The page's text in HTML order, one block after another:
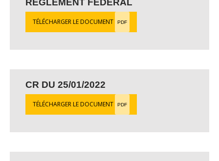
TÉLÉCHARGER LE DOCUMENT PDF
CR DU 25/01/2022
TÉLÉCHARGER LE DOCUMENT PDF